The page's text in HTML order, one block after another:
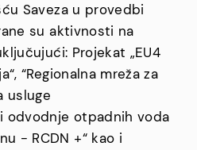
Saveza u provedbi
su aktivnosti na
Projekat „EU4
“Regionalna mreža za
usluge
odvodnje otpadnih voda
- RCDN +“ kao i